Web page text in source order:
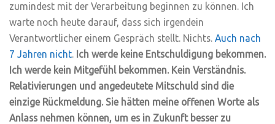
zumindest mit der Verarbeitung beginnen zu können. Ich
warte noch heute darauf, dass sich irgendein
Verantwortlicher einem Gespräch stellt. Nichts. Auch nach
7 Jahren nicht. Ich werde keine Entschuldigung bekommen.
Ich werde kein Mitgefühl bekommen. Kein Verständnis.
Relativierungen und angedeutete Mitschuld sind die
einzige Rückmeldung. Sie hätten meine offenen Worte als
Anlass nehmen können, um es in Zukunft besser zu